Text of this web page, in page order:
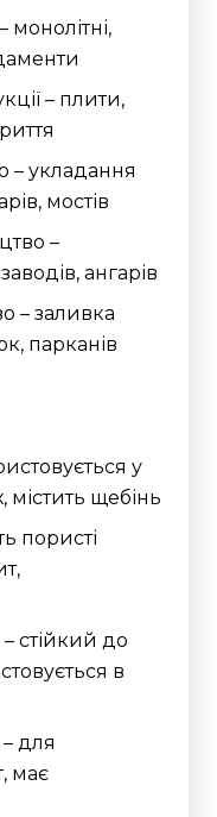
– плити,
– укладання
мостів
–
ангарів
– заливка
парканів
у
містить щебінь
пористі
стійкий до
в
для
має